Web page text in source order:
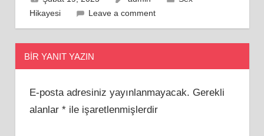
Hikayesi
Leave a comment
BIR YANIT YAZIN
E-posta adresiniz yayınlanmayacak. Gerekli
alanlar *ile işaretlenmişlerdir